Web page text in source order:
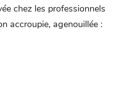
chez les professionnels
accroupie, agenouillée :